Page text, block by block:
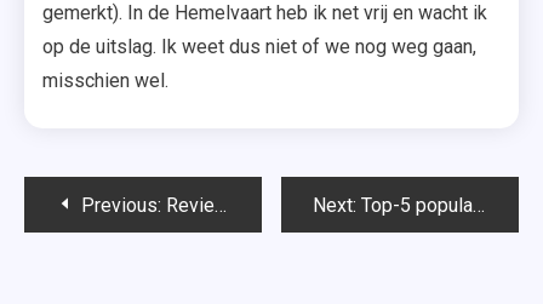
gemerkt). In de Hemelvaart heb ik net vrij en wacht ik
op de uitslag. Ik weet dus niet of we nog weg gaan,
misschien wel.
Bericht
Previous: Review: Hegron Day Cream Next: Top-5 populairste blogposts